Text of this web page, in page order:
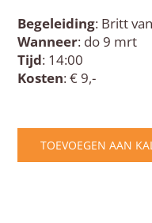
Begeleiding: Britt
Wanneer: do 9 mrt
Tijd: 14:00
Kosten: € 9,-
TOEVOEGEN AAN